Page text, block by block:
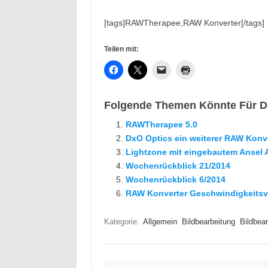
[tags]RAWTherapee,RAW Konverter[/tags]
Teilen mit:
Folgende Themen Könnte Für
RAWTherapee 5.0
DxO Optics ein weiterer RAW
Lightzone mit eingebautem Ansel
Wochenrückblick 21/2014
Wochenrückblick 6/2014
RAW Konverter
Kategorie: Allgemein Bildbearbeitung